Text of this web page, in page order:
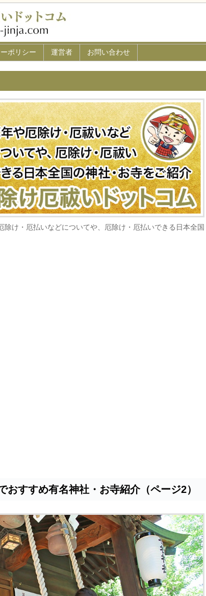
除け・厄払いなどについてや、厄除け・厄払いできる日本全国
すすめ有名神社・お寺紹介（ページ2）
ポリシー 運営者 お問い合わせ